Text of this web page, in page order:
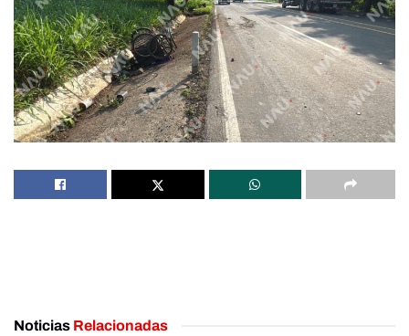
Noticias Relacionadas